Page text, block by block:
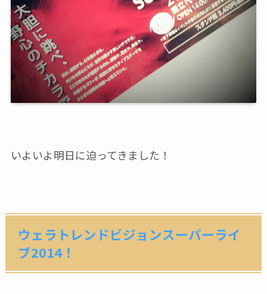
いよいよ明日に迫ってきました！
ウェラトレンドビジョンスーパーライ
ブ2014！